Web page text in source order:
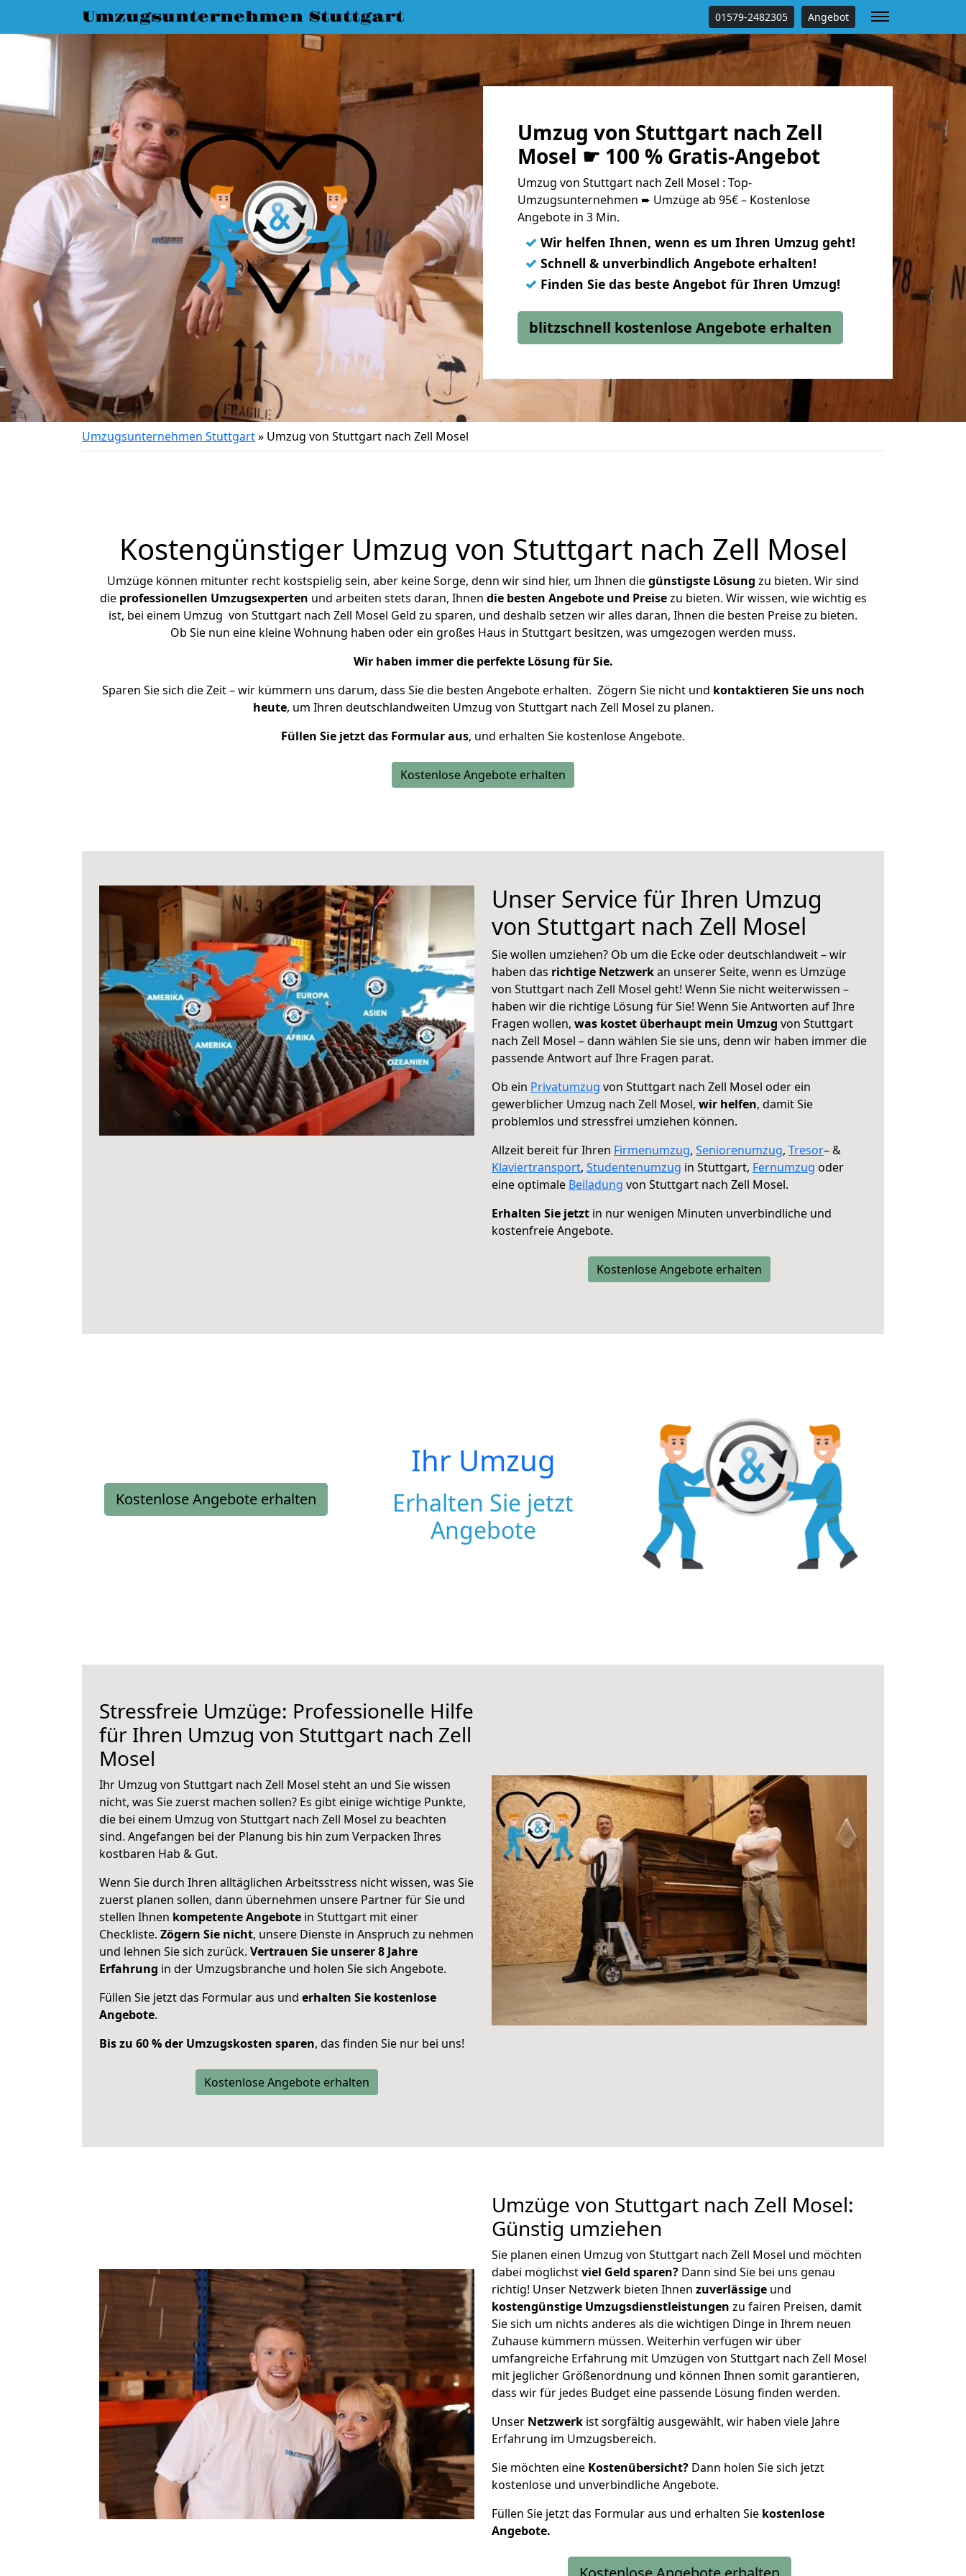
Umzugsunternehmen Stuttgart 01579-2482305 Angebot
Umzug von Stuttgart nach Zell
Mosel ☛ 100 % Gratis-Angebot
Umzug von Stuttgart nach Zell Mosel : Top-
Umzugsunternehmen ➨ Umzüge ab 95€ – Kostenlose
Angebote in 3 Min.
✓ Wir helfen Ihnen, wenn es um Ihren Umzug geht!
✓ Schnell & unverbindlich Angebote erhalten!
✓ Finden Sie das beste Angebot für Ihren Umzug!
blitzschnell kostenlose Angebote erhalten
Umzugsunternehmen Stuttgart» Umzug von Stuttgart nach Zell Mosel
Kostengünstiger Umzug von Stuttgart nach Zell Mosel
Umzüge können mitunter recht kostspielig sein, aber keine Sorge, denn wir sind hier, um Ihnen diegünstigste Lösung zu bieten. Wir sind
die professionellen Umzugsexperten und arbeiten stets daran, Ihnen die besten Angebote und Preisezu bieten. Wir wissen, wie wichtig es
ist, bei einem Umzug von Stuttgart nach Zell Mosel Geld zu sparen, und deshalb setzen wir alles daran, Ihnen die besten Preise zu bieten.
Ob Sie nun eine kleine Wohnung haben oder ein großes Haus in Stuttgart besitzen, was umgezogen werden muss.
Wir haben immer die perfekte Lösung für Sie.
Sparen Sie sich die Zeit – wir kümmern uns darum, dass Sie die besten Angebote erhalten. Zögern Sie nicht und kontaktieren Sie uns noch
heute, um Ihren deutschlandweiten Umzug von Stuttgart nach Zell Mosel zu planen.
Füllen Sie jetzt das Formular aus, und erhalten Sie kostenlose Angebote.
Kostenlose Angebote erhalten
Unser Service für Ihren Umzug
von Stuttgart nach Zell Mosel
Sie wollen umziehen? Ob um die Ecke oder deutschlandweit – wir
haben das richtige Netzwerkan unserer Seite, wenn es Umzüge
von Stuttgart nach Zell Mosel geht! Wenn Sie nicht weiterwissen –
haben wir die richtige Lösung für Sie! Wenn Sie Antworten auf Ihre
Fragen wollen, was kostet überhaupt mein Umzug von Stuttgart
nach Zell Mosel – dann wählen Sie sie uns, denn wir haben immer die
passende Antwort auf Ihre Fragen parat.
Ob ein Privatumzug von Stuttgart nach Zell Mosel oder ein
gewerblicher Umzug nach Zell Mosel, wir helfen, damit Sie
problemlos und stressfrei umziehen können.
Allzeit bereit für Ihren Firmenumzug, Seniorenumzug, Tresor– &
Klaviertransport, Studentenumzug in Stuttgart, Fernumzug oder
eine optimale Beiladung von Stuttgart nach Zell Mosel.
Erhalten Sie jetzt in nur wenigen Minuten unverbindliche und
kostenfreie Angebote.
Kostenlose Angebote erhalten
Kostenlose Angebote erhalten
Ihr Umzug
Erhalten Sie jetzt
Angebote
Stressfreie Umzüge: Professionelle Hilfe
für Ihren Umzug von Stuttgart nach Zell
Mosel
Ihr Umzug von Stuttgart nach Zell Mosel steht an und Sie wissen
nicht, was Sie zuerst machen sollen? Es gibt einige wichtige Punkte,
die bei einem Umzug von Stuttgart nach Zell Mosel zu beachten
sind. Angefangen bei der Planung bis hin zum Verpacken Ihres
kostbaren Hab & Gut.
Wenn Sie durch Ihren alltäglichen Arbeitsstress nicht wissen, was Sie
zuerst planen sollen, dann übernehmen unsere Partner für Sie und
stellen Ihnen kompetente Angebote in Stuttgart mit einer
Checkliste. Zögern Sie nicht, unsere Dienste in Anspruch zu nehmen
und lehnen Sie sich zurück. Vertrauen Sie unserer 8 Jahre
Erfahrung in der Umzugsbranche und holen Sie sich Angebote.
Füllen Sie jetzt das Formular aus und erhalten Sie kostenlose
Angebote.
Bis zu 60 % der Umzugskosten sparen, das finden Sie nur bei uns!
Kostenlose Angebote erhalten
Umzüge von Stuttgart nach Zell Mosel:
Günstig umziehen
Sie planen einen Umzug von Stuttgart nach Zell Mosel und möchten
dabei möglichstviel Geld sparen? Dann sind Sie bei uns genau
richtig! Unser Netzwerk bieten Ihnen zuverlässige und
kostengünstige Umzugsdienstleistungen zu fairen Preisen, damit
Sie sich um nichts anderes als die wichtigen Dinge in Ihrem neuen
Zuhause kümmern müssen. Weiterhin verfügen wir über
umfangreiche Erfahrung mit Umzügen von Stuttgart nach Zell Mosel
mit jeglicher Größenordnung und können Ihnen somit garantieren,
dass wir für jedes Budget eine passende Lösung finden werden.
Unser Netzwerk ist sorgfältig ausgewählt, wir haben viele Jahre
Erfahrung im Umzugsbereich.
Sie möchten eine Kostenübersicht? Dann holen Sie sich jetzt
kostenlose und unverbindliche Angebote.
Füllen Sie jetzt das Formular aus und erhalten Sie kostenlose
Angebote.